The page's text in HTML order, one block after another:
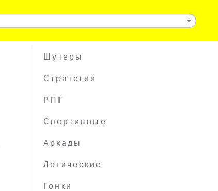
Шутеры
Стратегии
РПГ
Спортивные
Аркады
Логические
Гонки